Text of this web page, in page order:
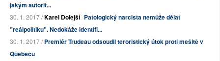
jakým autorit...
30. 1. 2017 /Karel Dolejší Patologický narcista nemůže dělat
"reálpolitiku". Nedokáže identifi...
30. 1. 2017 /Premiér Trudeau odsoudil teroristický útok proti mešitě v
Quebecu